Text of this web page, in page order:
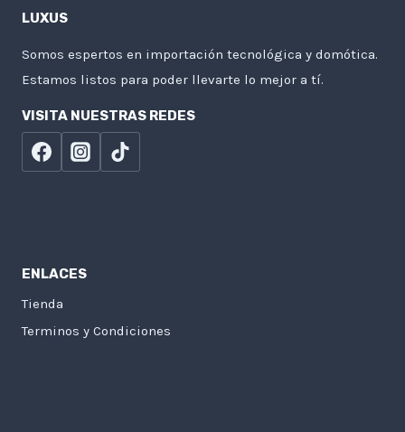
LUXUS
Somos espertos en importación tecnológica y domótica.
Estamos listos para poder llevarte lo mejor a tí.
VISITA NUESTRAS REDES
ENLACES
Tienda
Terminos y Condiciones